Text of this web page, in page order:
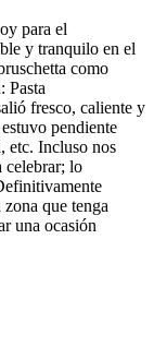
para el
y tranquilo en el
como
Pasta
fresco, caliente y
pendiente
etc. Incluso nos
celebrar; lo
que tenga
una ocasión